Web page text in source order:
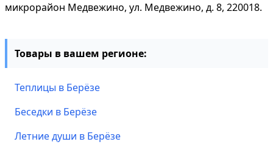
микрорайон Медвежино, ул. Медвежино, д. 8, 220018.
Товары в вашем регионе:
Теплицы в Берёзе
Беседки в Берёзе
Летние души в Берёзе